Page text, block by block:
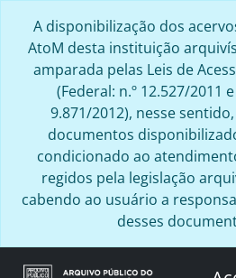
A disponibilização dos
AtoM desta instituição
amparada pelas Leis de
(Federal: n.º 12.527/2011
9.871/2012), nesse
documentos
condicionado ao
regidos pela legislação
cabendo ao usuário a
desses